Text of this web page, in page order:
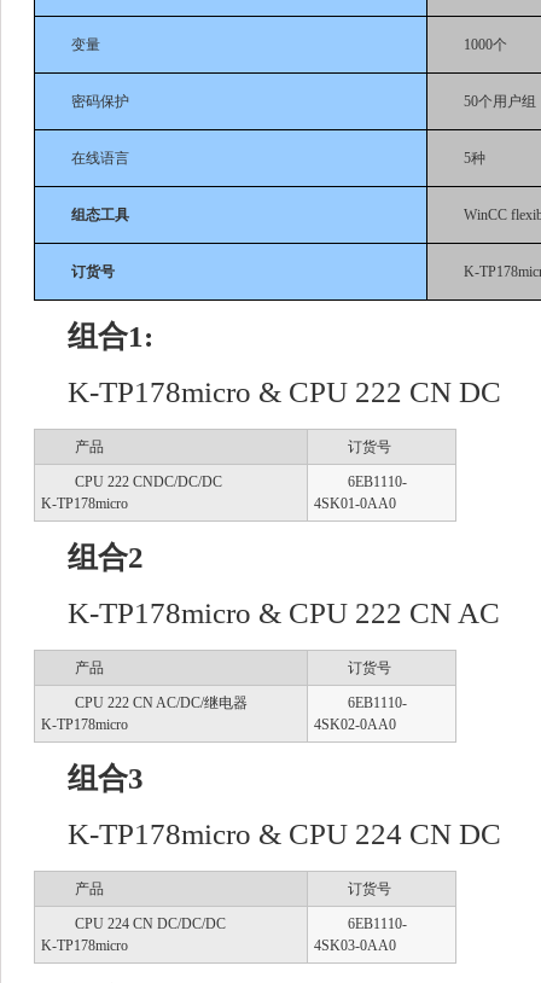
变量 1000个
密码保护 50个用户组
在线语言 5种
组态工具 WinCC
订货号 K-
组合1:
K-TP178micro & CPU 222 CN DC
产品 订货号
CPU 222 CNDC/DC/DC
K-TP178micro
6EB1110-
4SK01-0AA0
组合2
K-TP178micro & CPU 222 CN AC
产品 订货号
CPU 222 CN AC/DC/继电器
K-TP178micro
6EB1110-
4SK02-0AA0
组合3
K-TP178micro & CPU 224 CN DC
产品 订货号
CPU 224 CN DC/DC/DC
K-TP178micro
6EB1110-
4SK03-0AA0